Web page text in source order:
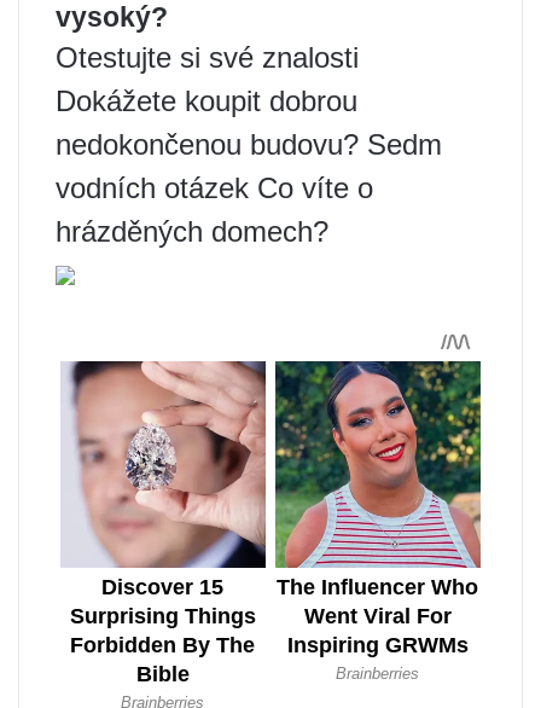
vysoký?
Otestujte si své znalosti
Dokážete koupit dobrou
nedokončenou budovu? Sedm
vodních otázek Co víte o
hrázděných domech?